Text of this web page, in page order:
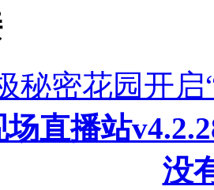
秘密花园开
场直播站
没